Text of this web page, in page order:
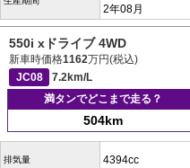
2年08月
550i xドライブ 4WD
新車時価格1162万円(税込)
JC08
7.2km/L
満タンでどこまで走る？
504km
排気量 4394cc